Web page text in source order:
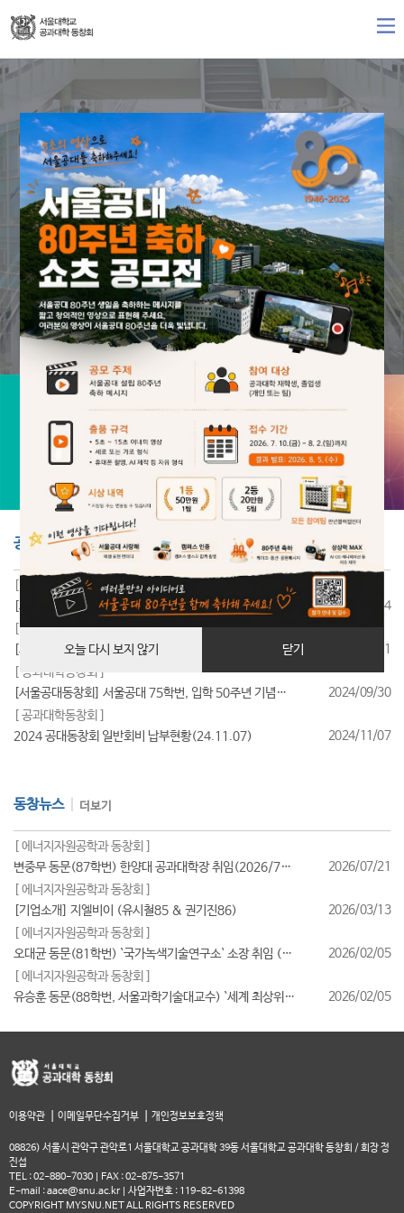
오늘 다시 보지 않기 닫기
공지사항 더보기
[ 공과대학동창회 ]
[서울공대동창회] 서울공대 85학번, 입학 40주년 기념행사 성료
2025/07/24
[ 공과대학동창회 ]
[서울공대동창회] 서울공대 95학번, 입학 30주년 기념행사 성료
2025/07/11
[ 공과대학동창회 ]
[서울공대동창회] 서울공대 75학번, 입학 50주년 기념행사 성료
2024/09/30
[ 공과대학동창회 ]
2024 공대동창회 일반회비 납부현황(24.11.07)
2024/11/07
동창뉴스 더보기
[ 에너지자원공학과 동창회 ]
변중무 동문(87학번) 한양대 공과대학장 취임(2026/7/1일자)
2026/07/21
[ 에너지자원공학과 동창회 ]
[기업소개] 지엘비이 (유시철85 & 권기진86)
2026/03/13
[ 에너지자원공학과 동창회 ]
오대균 동문(81학번) `국가녹색기술연구소` 소장 취임 (2026/2월)
2026/02/05
[ 에너지자원공학과 동창회 ]
유승훈 동문(88학번, 서울과학기술대교수) `세계 최상위 연구자 2025` 등재
2026/02/05
이용약관 이메일무단수집거부 개인정보보호정책
08826) 서울시 관악구 관악로1 서울대학교 공과대학 39동 서울대학교 공과대학 동창회 / 회장 정
진섭
TEL : 02-880-7030 | FAX : 02-875-3571
E-mail : aace@snu.ac.kr | 사업자번호 : 119-82-61398
COPYRIGHT MYSNU.NET ALL RIGHTS RESERVED